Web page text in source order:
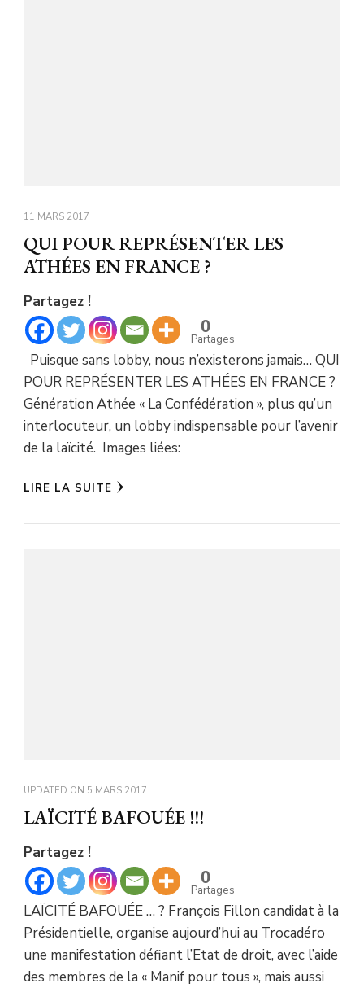
11 MARS 2017
QUI POUR REPRÉSENTER LES
ATHÉES EN FRANCE ?
Partagez !
0
Partages
Puisque sans lobby, nous n’existerons jamais… QUI
POUR REPRÉSENTER LES ATHÉES EN FRANCE ?
Génération Athée « La Confédération », plus qu’un
interlocuteur, un lobby indispensable pour l’avenir
de la laïcité. Images liées:
LIRE LA SUITE
UPDATED ON 5 MARS 2017
LAÏCITÉ BAFOUÉE !!!
Partagez !
0
Partages
LAÏCITÉ BAFOUÉE … ? François Fillon candidat à la
Présidentielle, organise aujourd’hui au Trocadéro
une manifestation défiant l’Etat de droit, avec l’aide
des membres de la « Manif pour tous », mais aussi